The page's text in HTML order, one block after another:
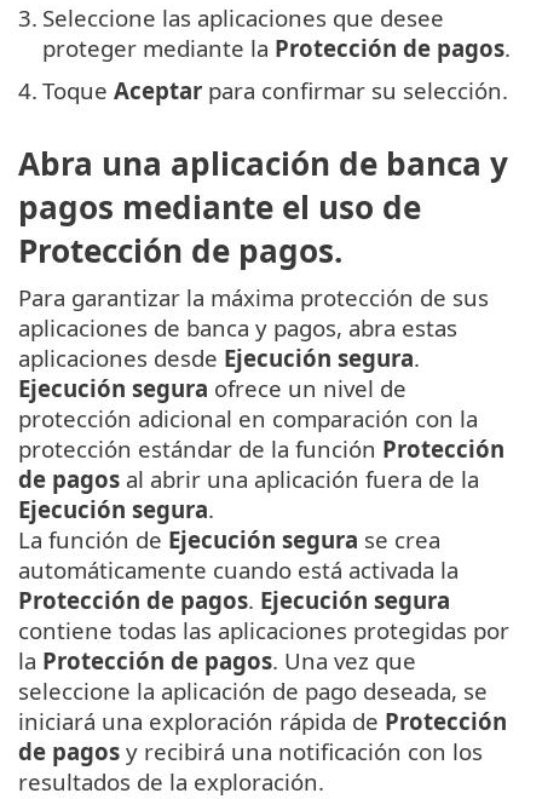
3. Seleccione las aplicaciones que desee
proteger mediante la Protección de pagos.
4. Toque Aceptar para confirmar su selección.
Abra una aplicación de banca y
pagos mediante el uso de
Protección de pagos.
Para garantizar la máxima protección de sus
aplicaciones de banca y pagos, abra estas
aplicaciones desde Ejecución segura.
Ejecución segura ofrece un nivel de
protección adicional en comparación con la
protección estándar de la función Protección
de pagos al abrir una aplicación fuera de la
Ejecución segura.
La función de Ejecución segura se crea
automáticamente cuando está activada la
Protección de pagos. Ejecución segura
contiene todas las aplicaciones protegidas por
la Protección de pagos. Una vez que
seleccione la aplicación de pago deseada, se
iniciará una exploración rápida de Protección
de pagos y recibirá una notificación con los
resultados de la exploración.